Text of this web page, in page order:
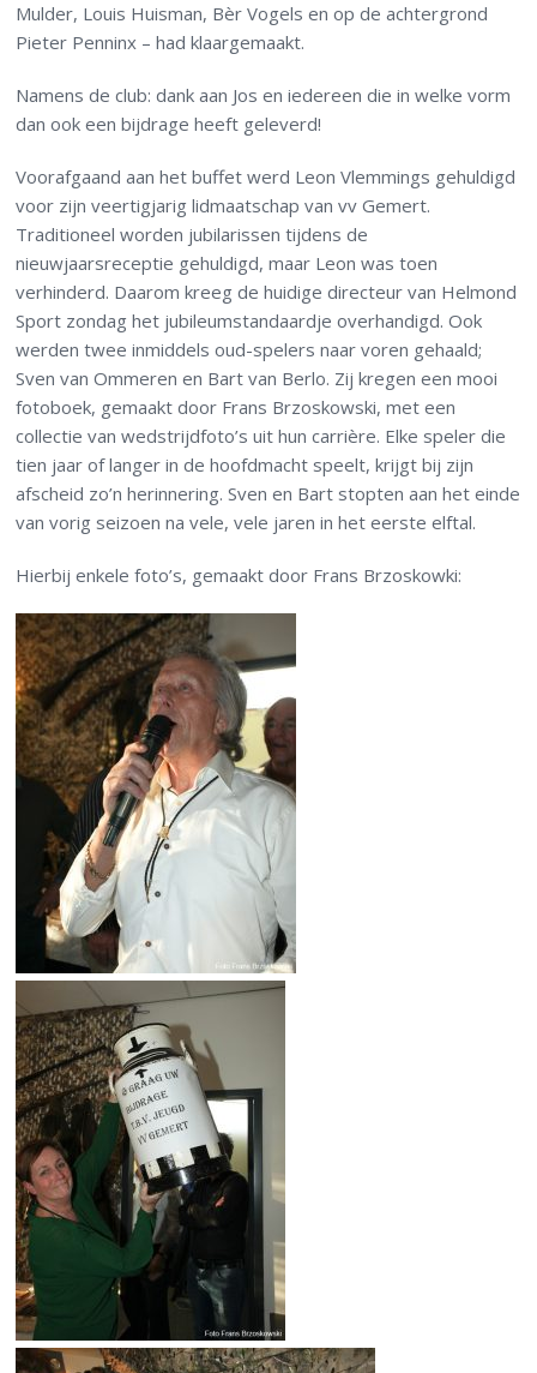
Mulder, Louis Huisman, Bèr Vogels en op de achtergrond
Pieter Penninx – had klaargemaakt.
Namens de club: dank aan Jos en iedereen die in welke vorm
dan ook een bijdrage heeft geleverd!
Voorafgaand aan het buffet werd Leon Vlemmings gehuldigd
voor zijn veertigjarig lidmaatschap van vv Gemert.
Traditioneel worden jubilarissen tijdens de
nieuwjaarsreceptie gehuldigd, maar Leon was toen
verhinderd. Daarom kreeg de huidige directeur van Helmond
Sport zondag het jubileumstandaardje overhandigd. Ook
werden twee inmiddels oud-spelers naar voren gehaald;
Sven van Ommeren en Bart van Berlo. Zij kregen een mooi
fotoboek, gemaakt door Frans Brzoskowski, met een
collectie van wedstrijdfoto’s uit hun carrière. Elke speler die
tien jaar of langer in de hoofdmacht speelt, krijgt bij zijn
afscheid zo’n herinnering. Sven en Bart stopten aan het einde
van vorig seizoen na vele, vele jaren in het eerste elftal.
Hierbij enkele foto’s, gemaakt door Frans Brzoskowki: